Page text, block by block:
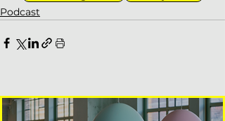
Podcast